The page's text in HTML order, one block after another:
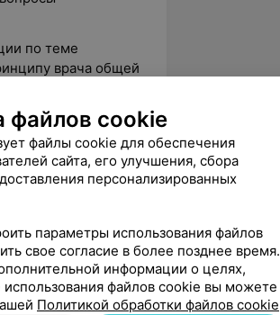
по теме
врача общей
заболеваний»;
файлов cookie
файлы cookie для обеспечения
сайта, его улучшения, сбора
персонализированных
параметры использования файлов
свое согласие в более позднее время.
информации о целях,
использования файлов cookie вы можете
Политикой обработки файлов cookie